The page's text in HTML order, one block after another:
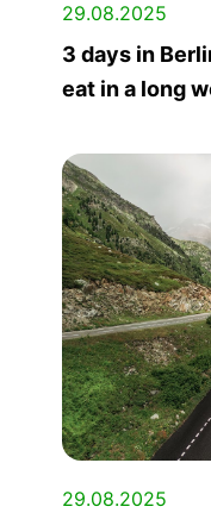
29.08.2025
3 days in
eat in a long
29.08.2025